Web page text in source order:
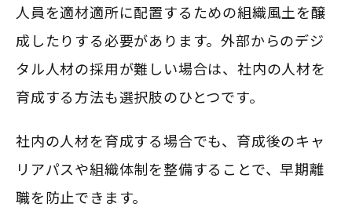
人員を適材適所に配置するための組織風土を醸
成したりする必要があります。外部からのデジ
タル人材の採用が難しい場合は、社内の人材を
育成する方法も選択肢のひとつです。
社内の人材を育成する場合でも、育成後のキャ
リアパスや組織体制を整備することで、早期離
職を防止できます。